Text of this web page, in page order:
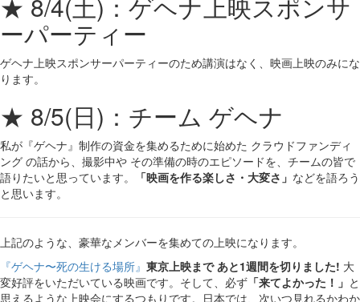
ーパーティー
ゲヘナ上映スポンサーパーティーのため講演はなく、映画上映のみにな
ります。
★ 8/5(日)：チーム ゲヘナ
私が『ゲヘナ』制作の資金を集めるために始めた クラウドファンディ
ング の話から、撮影中や その準備の時のエピソードを、チームの皆で
語りたいと思っています。
「映画を作る楽しさ・大変さ」 などを語ろう
と思います。
上記のような、豪華なメンバーを集めての上映になります。
『ゲヘナ〜死の生ける場所』 東京上映まで あと1週間を切りました! 大
変好評をいただいている映画です。そして、必ず 「来てよかった！」 と
思えるような上映会にするつもりです。日本では、次いつ見れるかわか